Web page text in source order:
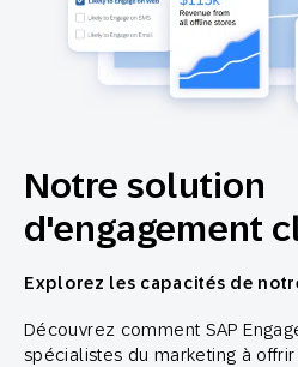
Notre solution
d'engagement
Explorez les capacités de
Découvrez comment SAP
spécialistes du marketing à